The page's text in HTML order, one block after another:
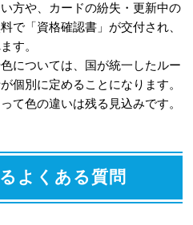
方や、カードの紛失・更新中の
で「資格確認書」が交付され、
す。
については、国が統一したルー
個別に定めることになります。
て色の違いは残る見込みです。
よくある質問